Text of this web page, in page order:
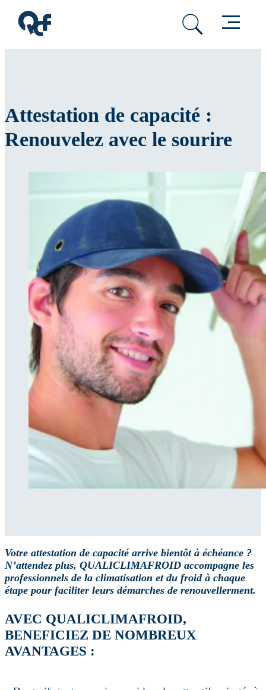
Passer au contenu principal
Passer au pied de page Menu
Attestation de capacité :
Renouvelez avec le sourire
Votre attestation de capacité arrive bientôt à échéance ?
N’attendez plus, QUALICLIMAFROID accompagne les
professionnels de la climatisation et du froid à chaque
étape pour faciliter leurs démarches de renouvellerment.
AVEC QUALICLIMAFROID,
BENEFICIEZ DE NOMBREUX
AVANTAGES :